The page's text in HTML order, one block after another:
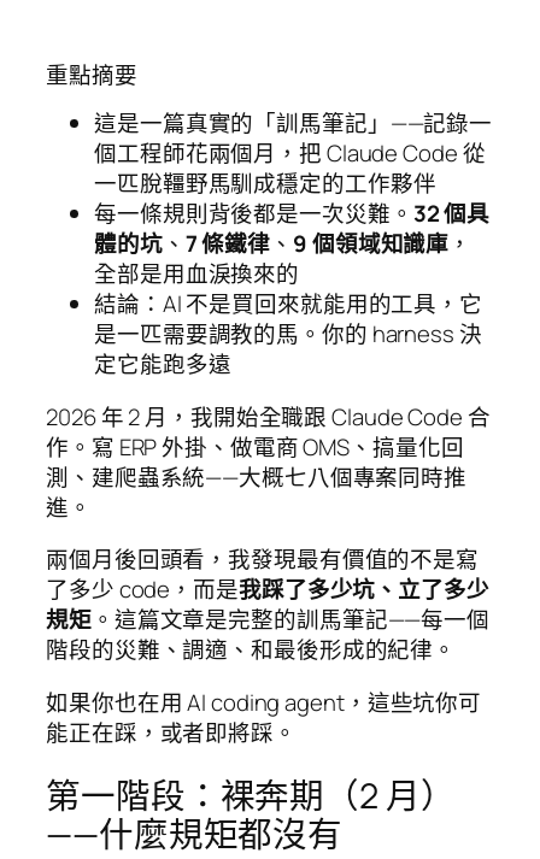
重點摘要
這是一篇真實的「訓馬筆記」——記錄一
個工程師花兩個月，把 Claude Code 從
一匹脫韁野馬馴成穩定的工作夥伴
每一條規則背後都是一次災難。 32 個具
體的坑、 7 條鐵律 、 9 個領域知識庫 ，
全部是用血淚換來的
結論：AI 不是買回來就能用的工具，它
是一匹需要調教的馬。你的 harness 決
定它能跑多遠
2026 年 2 月，我開始全職跟 Claude Code 合
作。寫 ERP 外掛、做電商 OMS、搞量化回
測、建爬蟲系統——大概七八個專案同時推
進。
兩個月後回頭看，我發現最有價值的不是寫
了多少 code，而是我踩了多少坑、立了多少
規矩。這篇文章是完整的訓馬筆記——每一個
階段的災難、調適、和最後形成的紀律。
如果你也在用 AI coding agent，這些坑你可
能正在踩，或者即將踩。
第一階段：裸奔期（2 月）
——什麼規矩都沒有